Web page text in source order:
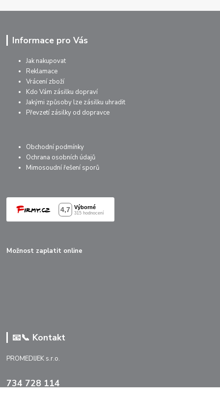
Informace pro Vás
Jak nakupovat
Reklamace
Vrácení zboží
Kdo Vám zásilku dopraví
Jakými způsoby lze zásilku uhradit
Převzetí zásilky od dopravce
Obchodní podmínky
Ochrana osobních údajů
Mimosoudní řešení sporů
Možnost zaplatit online
📧📞 Kontakt
PROMEDIJEK s.r.o.
734 728 114